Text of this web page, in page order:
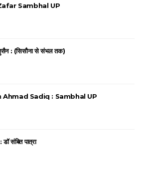
Sambhal UP
: (सिसौना से संभल तक)
Ahmad Sadiq : Sambhal UP
डॉ संबित पात्रा